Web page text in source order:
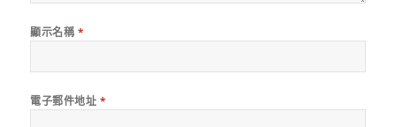
顯示名稱 *
電子郵件地址 *